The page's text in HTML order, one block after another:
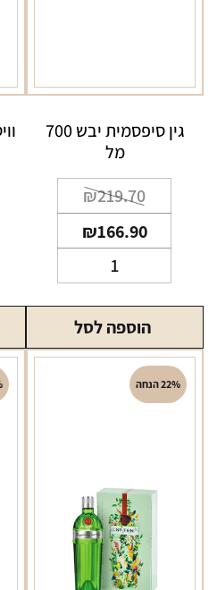
גין סיפסמית יבש 700
מל
₪219.70
המחיר
המקורי
היה:
₪219.70.
₪166.90
המחיר
הנוכחי
הוא:
₪166.90.
של
גין
סיפסמית
יבש
700
מל
הוספה לסל
22% הנחה